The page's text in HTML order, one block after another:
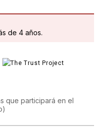
de 4 años.
que participará en el
)